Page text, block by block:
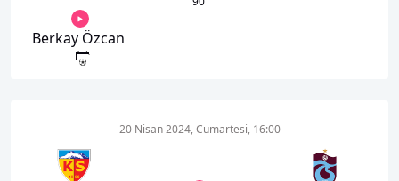
Berkay Özcan
20 Nisan 2024, Cumartesi, 16:00